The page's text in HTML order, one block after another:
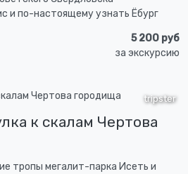
и по-настоящему узнать Ёбург
5 200 руб
за экскурсию
tripster
к скалам Чертова
тропы мегалит-парка Исеть и